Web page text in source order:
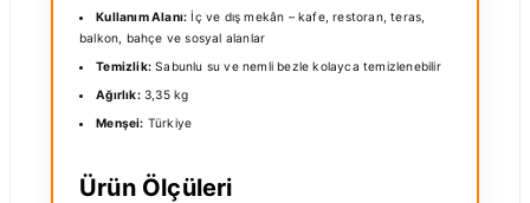
Kullanım Alanı: İç ve dış mekân – kafe, restoran, teras,
balkon, bahçe ve sosyal alanlar
Temizlik: Sabunlu su ve nemli bezle kolayca temizlenebilir
Ağırlık:3,35 kg
Menşei: Türkiye
Ürün Ölçüleri